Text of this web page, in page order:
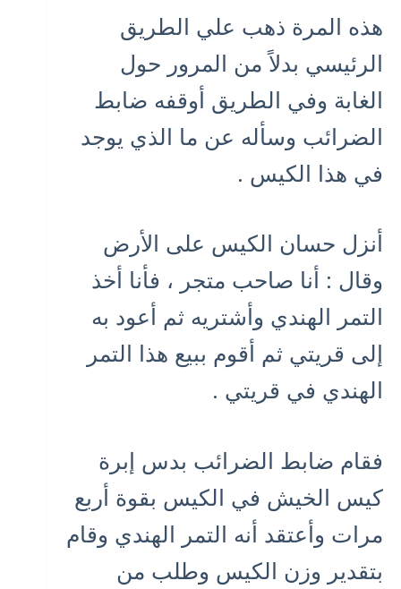
هذه المرة ذهب علي الطريق
الرئيسي بدلاً من المرور حول
الغابة وفي الطريق أوقفه ضابط
الضرائب وسأله عن ما الذي يوجد
في هذا الكيس .
أنزل حسان الكيس على الأرض
وقال : أنا صاحب متجر ، فأنا أخذ
التمر الهندي وأشتريه ثم أعود به
إلى قريتي ثم أقوم ببيع هذا التمر
الهندي في قريتي .
فقام ضابط الضرائب بدس إبرة
كيس الخيش في الكيس بقوة أربع
مرات وأعتقد أنه التمر الهندي وقام
بتقدير وزن الكيس وطلب من